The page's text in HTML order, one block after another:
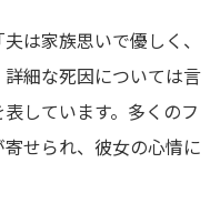
は家族思いで優しく、
細な死因については言
しています。多くのフ
せられ、彼女の心情に